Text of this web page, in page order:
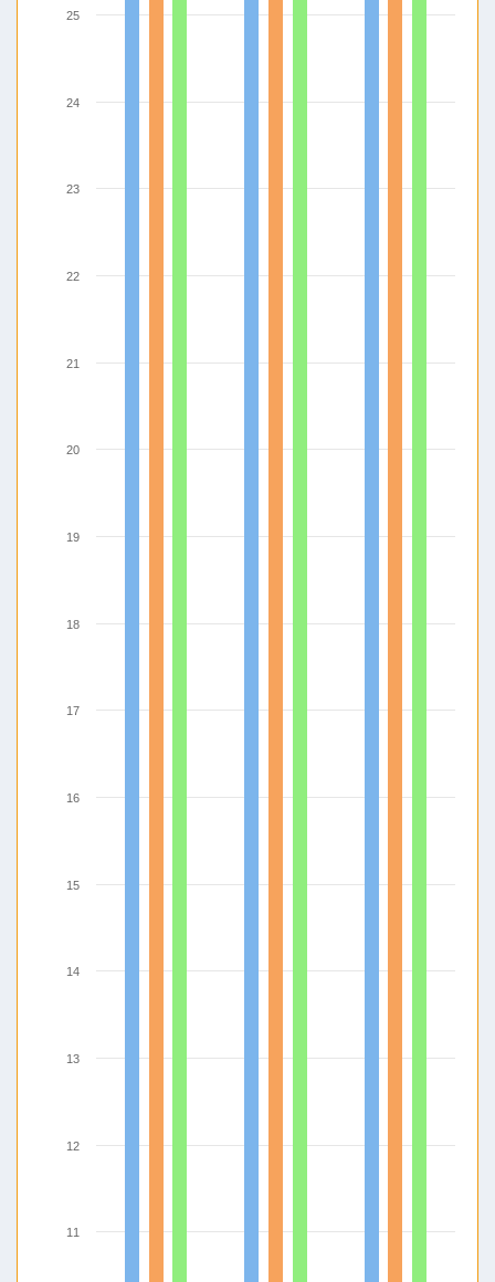
20
11
12
13
14
15
16
17
18
19
21
22
23
24
25